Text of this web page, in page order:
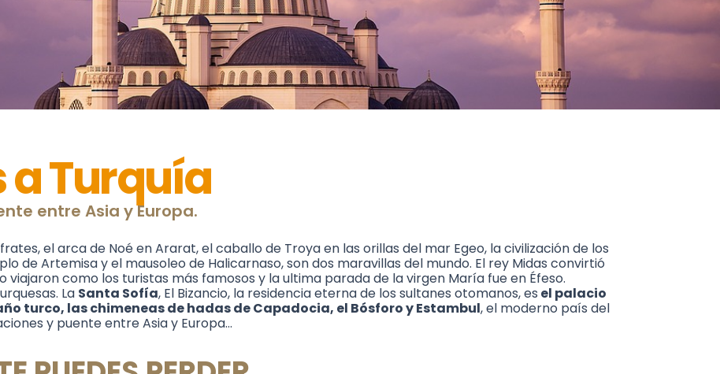
Turquía
entre Asia y Europa.
el arca de Noé en Ararat, el caballo de Troya en las orillas del mar Egeo, la civilización de los
de Artemisa y el mausoleo de Halicarnaso, son dos maravillas del mundo. El rey Midas convirtió
viajaron como los turistas más famosos y la ultima parada de la virgen María fue en Éfeso.
La Santa Sofía, El Bizancio, la residencia eterna de los sultanes otomanos, es el palacio
turco, las chimeneas de hadas de Capadocia, el Bósforo y Estambul, el moderno país del
y puente entre Asia y Europa…